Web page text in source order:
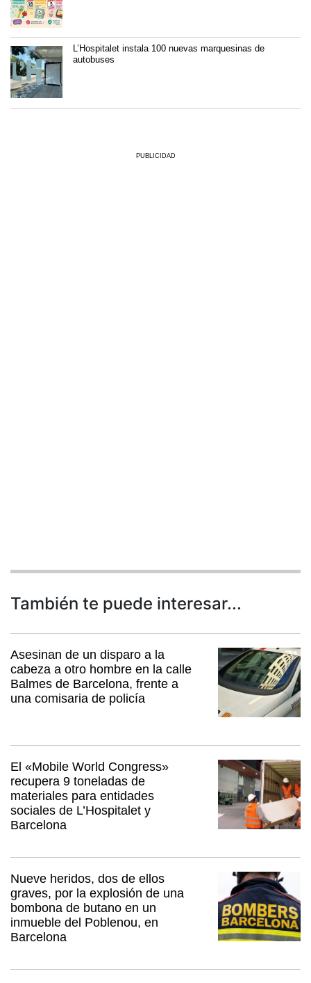
L’Hospitalet instala 100 nuevas marquesinas de
autobuses
PUBLICIDAD
También te puede interesar...
Asesinan de un disparo a la
cabeza a otro hombre en la calle
Balmes de Barcelona, frente a
una comisaria de policía
El «Mobile World Congress»
recupera 9 toneladas de
materiales para entidades
sociales de L’Hospitalet y
Barcelona
Nueve heridos, dos de ellos
graves, por la explosión de una
bombona de butano en un
inmueble del Poblenou, en
Barcelona